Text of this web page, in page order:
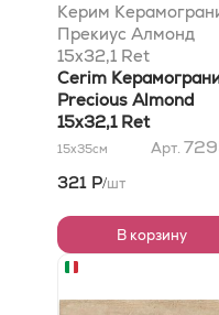
Керим
Прекиус Алмонд
15x32,1 Ret
Cerim
Precious Almond
15x32,1 Ret
15x35см Арт.
321 Р/шт
В корзину